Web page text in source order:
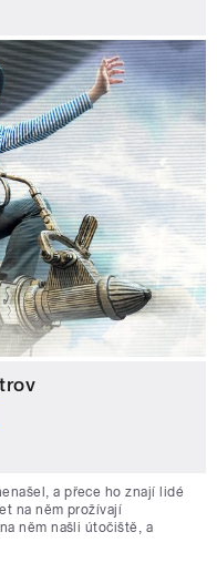
a přece ho znají lidé
na něm prožívají
něm našli útočiště, a